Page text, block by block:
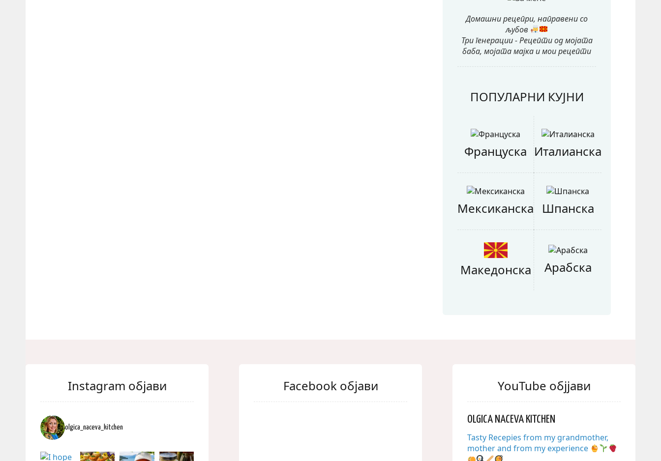
Домашни рецепри, направени со
љубов
Три генерации - Рецепти од мојата
баба, мојата мајка и мои рецепти
ПОПУЛАРНИ КУЈНИ
Француска Италианска
Мексиканска Шпанска
Македонска Арабска
Instagram објави
olgica_naceva_kitchen
Facebook објави YouTube објјави
OLGICA NACEVA KITCHEN
Tasty Recepies from my grandmother,
mother and from my experience